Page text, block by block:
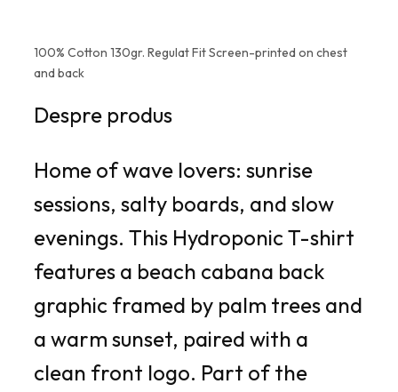
100% Cotton 130gr. Regulat Fit Screen-printed on chest
and back
Despre produs
Home ofwave lovers: sunrise
sessions, salty boards, and slow
evenings. This Hydroponic T-shirt
features a beach cabana back
graphic framed by palm trees and
a warm sunset, paired with a
clean front logo. Part of the